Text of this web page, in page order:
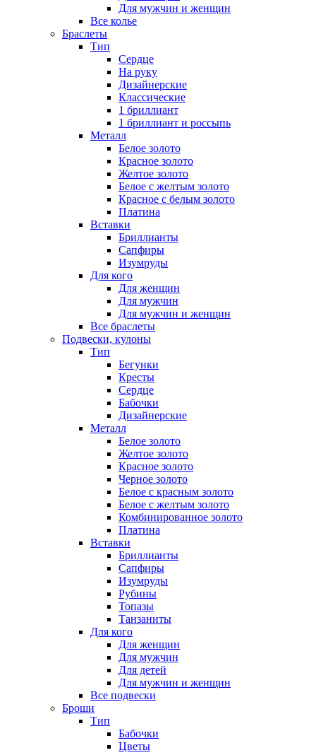
Для мужчин и женщин
Все колье
Браслеты
Тип
Сердце
На руку
Дизайнерские
Классические
1 бриллиант
1 бриллиант и россыпь
Металл
Белое золото
Красное золото
Желтое золото
Белое с желтым золото
Красное с белым золото
Платина
Вставки
Бриллианты
Сапфиры
Изумруды
Для кого
Для женщин
Для мужчин
Для мужчин и женщин
Все браслеты
Подвески, кулоны
Тип
Бегунки
Кресты
Сердце
Бабочки
Дизайнерские
Металл
Белое золото
Желтое золото
Красное золото
Черное золото
Белое с красным золото
Белое с желтым золото
Комбинированное золото
Платина
Вставки
Бриллианты
Сапфиры
Изумруды
Рубины
Топазы
Танзаниты
Для кого
Для женщин
Для мужчин
Для детей
Для мужчин и женщин
Все подвески
Броши
Тип
Бабочки
Цветы